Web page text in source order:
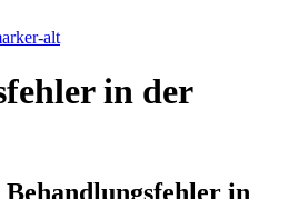
alt
in der
in